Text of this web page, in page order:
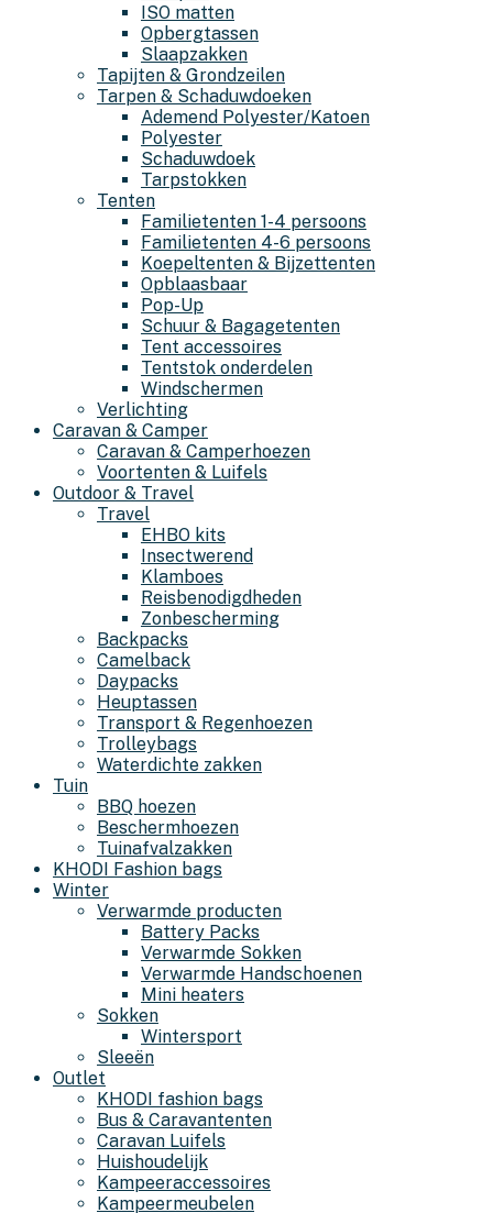
ISO matten
Opbergtassen
Slaapzakken
Tapijten & Grondzeilen
Tarpen & Schaduwdoeken
Ademend Polyester/Katoen
Polyester
Schaduwdoek
Tarpstokken
Tenten
Familietenten 1-4 persoons
Familietenten 4-6 persoons
Koepeltenten & Bijzettenten
Opblaasbaar
Pop-Up
Schuur & Bagagetenten
Tent accessoires
Tentstok onderdelen
Windschermen
Verlichting
Caravan & Camper
Caravan & Camperhoezen
Voortenten & Luifels
Outdoor & Travel
Travel
EHBO kits
Insectwerend
Klamboes
Reisbenodigdheden
Zonbescherming
Backpacks
Camelback
Daypacks
Heuptassen
Transport & Regenhoezen
Trolleybags
Waterdichte zakken
Tuin
BBQ hoezen
Beschermhoezen
Tuinafvalzakken
KHODI Fashion bags
Winter
Verwarmde producten
Battery Packs
Verwarmde Sokken
Verwarmde Handschoenen
Mini heaters
Sokken
Wintersport
Sleeën
Outlet
KHODI fashion bags
Bus & Caravantenten
Caravan Luifels
Huishoudelijk
Kampeeraccessoires
Kampeermeubelen